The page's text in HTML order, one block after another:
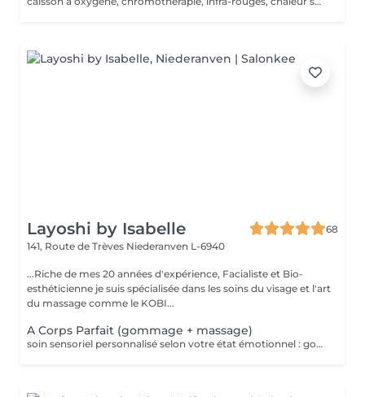
Layoshi by Isabelle
68
141, Route de Trèves Niederanven L-6940
...Riche de mes 20 années d'expérience, Facialiste et Bio-
esthéticienne je suis spécialisée dans les soins du visage et l'art
du massage comme le KOBI...
A Corps Parfait (gommage + massage)
soin sensoriel personnalisé selon votre état émotionnel : gommage complet du corps au sel rose de l'Himalaya pour une peau douce et satinée + douche + Massage personnalisé